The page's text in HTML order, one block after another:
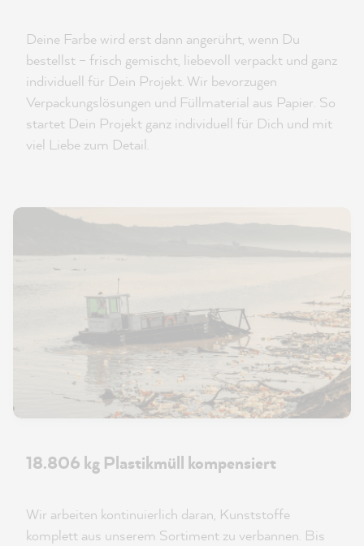
Deine Farbe wird erst dann angerührt, wenn Du
bestellst – frisch gemischt, liebevoll verpackt und ganz
individuell für Dein Projekt. Wir bevorzugen
Verpackungslösungen und Füllmaterial aus Papier. So
startet Dein Projekt ganz individuell für Dich und mit
viel Liebe zum Detail.
18.806 kg Plastikmüll kompensiert
Wir arbeiten kontinuierlich daran, Kunststoffe
komplett aus unserem Sortiment zu verbannen. Bis